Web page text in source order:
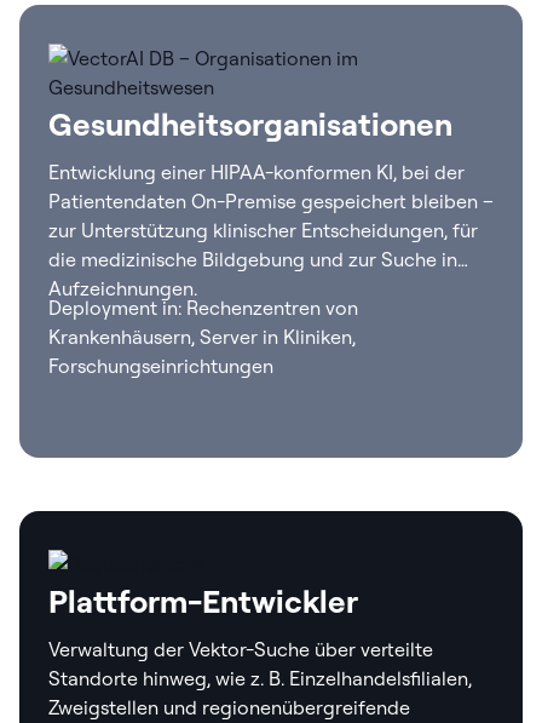
Gesundheitsorganisationen
Entwicklung einer HIPAA-konformen KI, bei der
Patientendaten On-Premise gespeichert bleiben –
zur Unterstützung klinischer Entscheidungen, für
die medizinische Bildgebung und zur Suche in
Aufzeichnungen.
Deployment in: Rechenzentren von
Krankenhäusern, Server in Kliniken,
Forschungseinrichtungen
Plattform-Entwickler
Verwaltung der Vektor-Suche über verteilte
Standorte hinweg, wie z. B. Einzelhandelsfilialen,
Zweigstellen und regionenübergreifende